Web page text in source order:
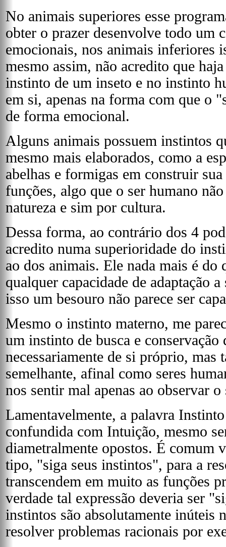
No animais superiores esse
obter o prazer desenvolve todo um
emocionais, nos animais inferiores
mesmo assim, não acredito que
instinto de um inseto e no instinto
em si, apenas na forma com que o
de forma emocional.
Alguns animais possuem instintos
mesmo mais elaborados, como a
abelhas e formigas em construir
funções, algo que o ser humano
natureza e sim por cultura.
Dessa forma, ao contrário dos 4
acredito numa superioridade do
ao dos animais. Ele nada mais é do
qualquer capacidade de adaptação
isso um besouro não parece ser
Mesmo o instinto materno, me
um instinto de busca e conservação
necessariamente de si próprio, mas
semelhante, afinal como seres
nos sentir mal apenas ao observar
Lamentavelmente, a palavra
confundida com Intuição, mesmo
diametralmente opostos. É comum
tipo, "siga seus instintos", para a
transcendem em muito as funções
verdade tal expressão deveria ser
instintos são absolutamente inúteis
resolver problemas racionais por